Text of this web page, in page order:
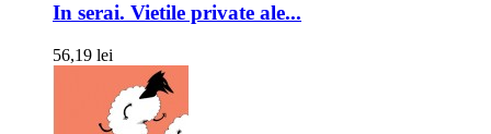
In serai. Vietile private ale...
56,19 lei